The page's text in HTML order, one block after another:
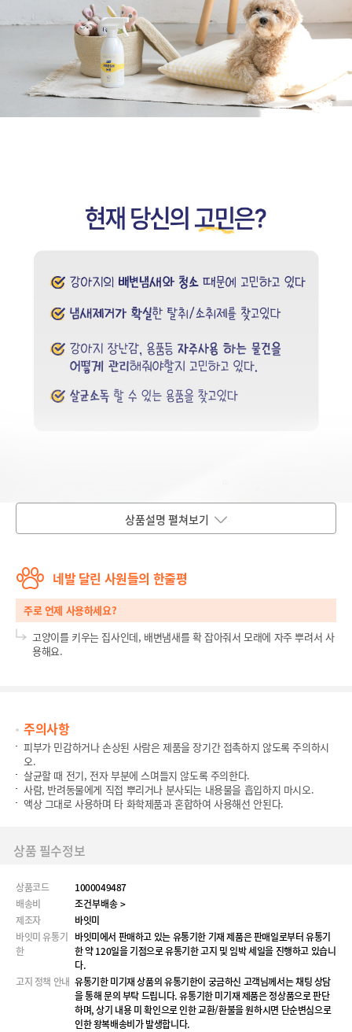
상품설명 펼쳐보기
네발 달린 사원들의 한줄평
주로 언제 사용하세요?
고양이를 키우는 집사인데, 배변냄새를 확 잡아줘서 모래에 자주 뿌려서 사
용해요.
주의사항
피부가 민감하거나 손상된 사람은 제품을 장기간 접촉하지 않도록 주의하시
오.
살균할 때 전기, 전자 부분에 스며들지 않도록 주의한다.
사람, 반려동물에게 직접 뿌리거나 분사되는 내용물을 흡입하지 마시오.
액상 그대로 사용하며 타 화학제품과 혼합하여 사용해선 안된다.
상품 필수정보
상품코드
1000049487
배송비
조건부배송 >
제조자
바잇미
바잇미 유통기
한
바잇미에서 판매하고 있는 유통기한 기재 제품은 판매일로부터 유통기
한 약 120일을 기점으로 유통기한 고지 및 임박 세일을 진행하고 있습니
다.
고지 정책 안내 유통기한 미기재 상품의 유통기한이 궁금하신 고객님께서는 채팅 상담
을 통해 문의 부탁 드립니다. 유통기한 미기재 제품은 정상품으로 판단
하며, 상기 내용 미 확인으로 인한 교환/환불을 원하시면 단순변심으로
인한 왕복배송비가 발생합니다.